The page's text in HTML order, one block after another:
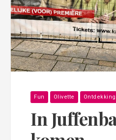
Fun Olivette
In